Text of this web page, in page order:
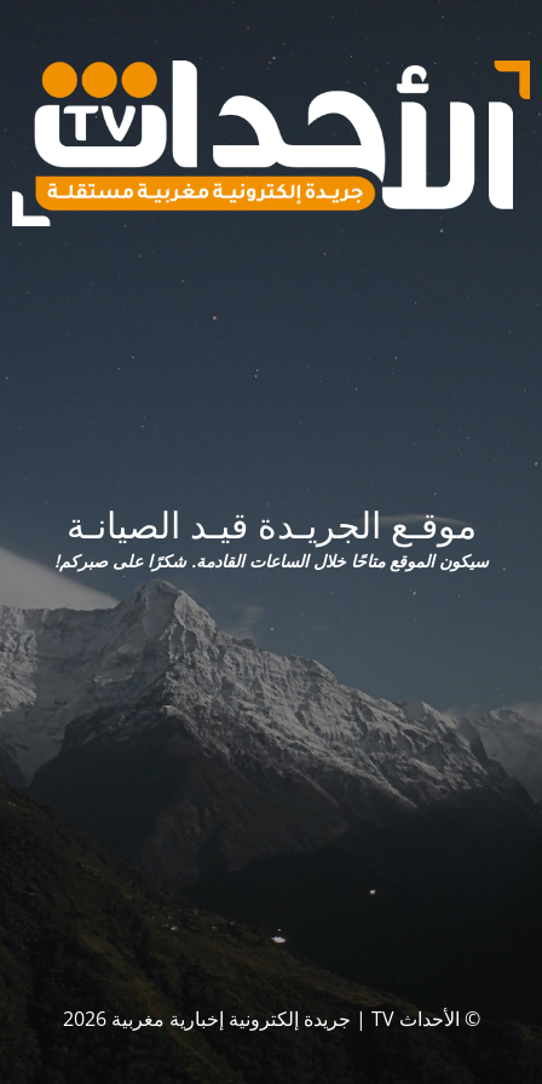
موقـع الجريـدة قيـد الصيانـة
سيكون الموقع متاحًا خلال الساعات القادمة. شكرًا على صبركم!
© الأحداث TV | جريدة إلكترونية إخبارية مغربية 2026